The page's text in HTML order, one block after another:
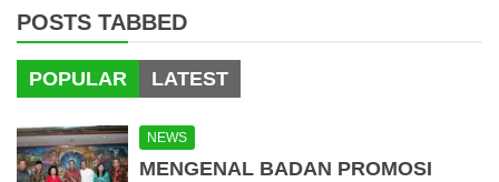
POSTS TABBED
POPULAR LATEST
NEWS
MENGENAL BADAN PROMOSI